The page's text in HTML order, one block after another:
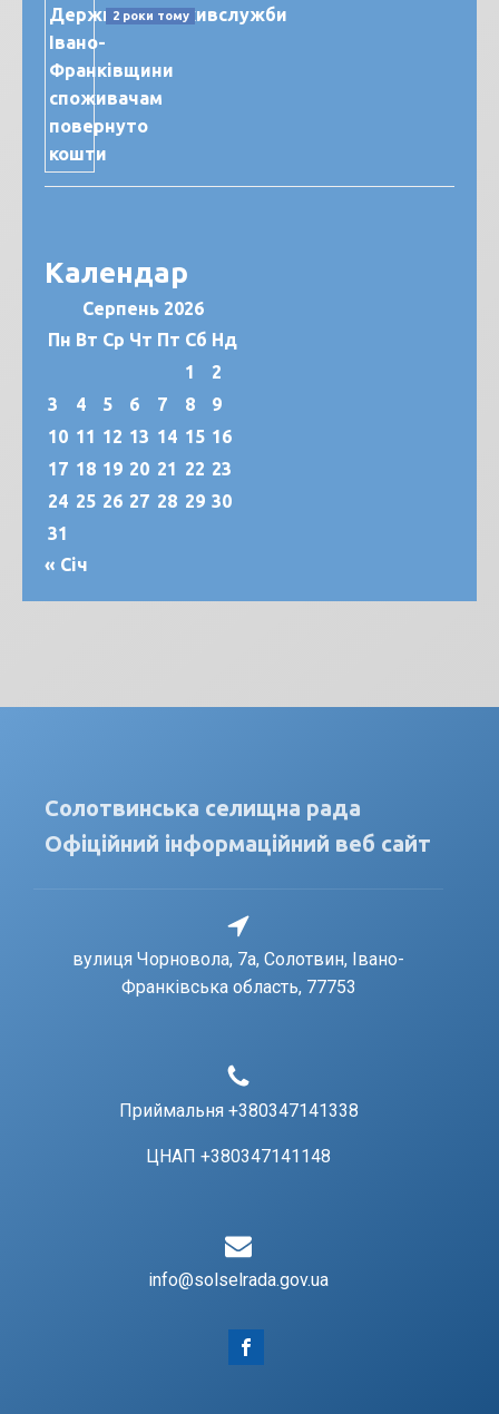
2 роки тому
Календар
Серпень 2026
Пн Вт Ср Чт Пт Сб Нд
1
2
3
4 5 6 7 8
9
10 11 12 13 14 15 16
17 18 19 20 21 22 23
24 25 26 27 28 29 30
31
« Січ
Солотвинська селищна рада
Офіційний інформаційний веб сайт
вулиця Чорновола, 7a, Солотвин, Івано-
Франківська область, 77753
Приймальня +380347141338
ЦНАП +380347141148
info@solselrada.gov.ua